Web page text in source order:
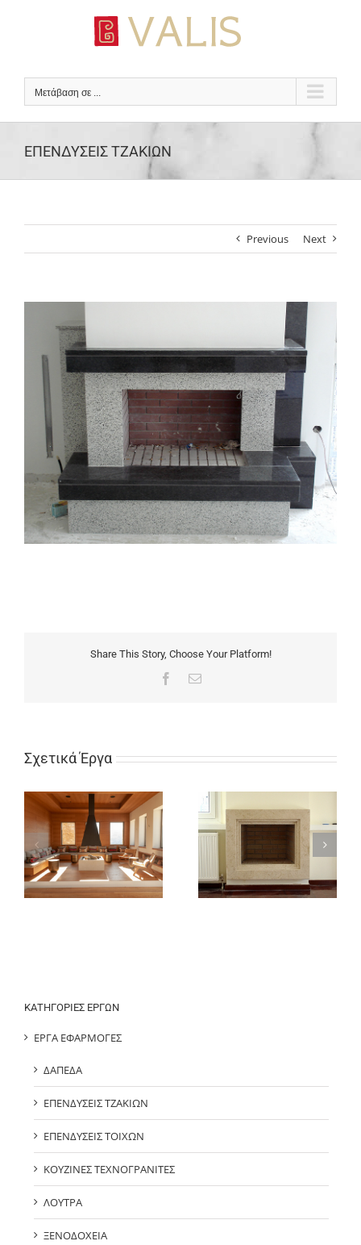
Μετάβαση σε ...
ΕΠΕΝΔΥΣΕΙΣ ΤΖΑΚΙΩΝ
Previous Next
Share This Story, Choose Your Platform!
Facebook
Email
Σχετικά Έργα
ΕΠΕΝΔΥΣΕΙΣ ΤΖΑΚΙΩΝ ΕΠΕΝΔΥΣΕΙΣ ΤΖΑΚΙΩΝ
ΚΑΤΗΓΟΡΙΕΣ ΕΡΓΩΝ
ΕΡΓΑ ΕΦΑΡΜΟΓΕΣ
ΔΑΠΕΔΑ
ΕΠΕΝΔΥΣΕΙΣ ΤΖΑΚΙΩΝ
ΕΠΕΝΔΥΣΕΙΣ ΤΟΙΧΩΝ
ΚΟΥΖΙΝΕΣ ΤΕΧΝΟΓΡΑΝΙΤΕΣ
ΛΟΥΤΡΑ
ΞΕΝΟΔΟΧΕΙΑ